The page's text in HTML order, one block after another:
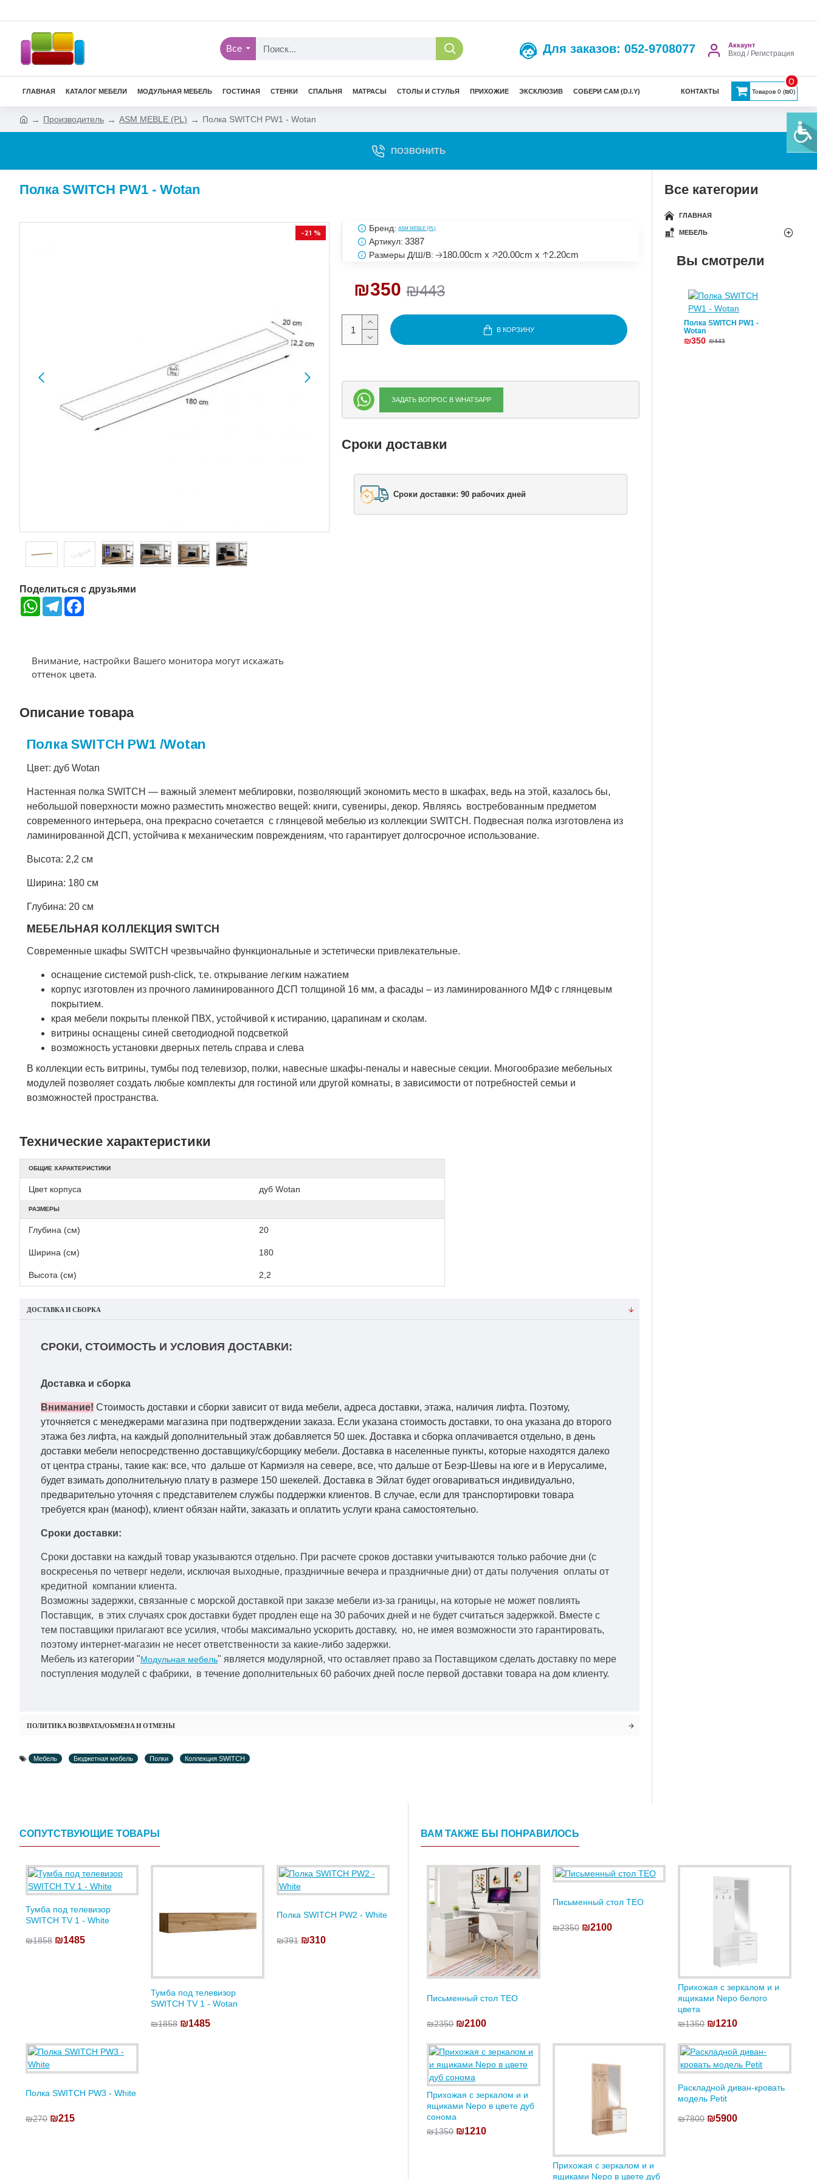
Все Для заказов: 052-9708077 Аккаунт
Вход / Регистрация
ГЛАВНАЯ КАТАЛОГ МЕБЕЛИ МОДУЛЬНАЯ МЕБЕЛЬ ГОСТИНАЯ СТЕНКИ СПАЛЬНЯ МАТРАСЫ СТОЛЫ И СТУЛЬЯ ПРИХОЖИЕ ЭКСКЛЮЗИВ СОБЕРИ САМ (D.I.Y) КОНТАКТЫ Товаров 0 (₪0)
0
Производитель ASM MEBLE (PL) Полка SWITCH PW1 - Wotan
ПОЗВОНИТЬ
Полка SWITCH PW1 - Wotan
-21 %
Поделиться с друзьями
WhatsAppTelegram
Внимание, настройки Вашего монитора могут искажать
оттенок цвета.
₪443
₪350
Бренд: ASM MEBLE (PL)
Артикул: 3387
Размеры Д/Ш/В: 🡢180.00cm x 🡥20.00cm x 🡡2.20cm
В КОРЗИНУ
ЗАДАТЬ ВОПРОС В WHATSAPP
Сроки доставки
Сроки доставки: 90 рабочих дней
Описание товара
Полка SWITCH PW1 /Wotan
Цвет: дуб Wotan
Настенная полка SWITCH — важный элемент меблировки, позволяющий экономить место в шкафах, ведь на этой, казалось бы,
небольшой поверхности можно разместить множество вещей: книги, сувениры, декор. Являясь востребованным предметом
современного интерьера, она прекрасно сочетается с глянцевой мебелью из коллекции SWITCH. Подвесная полка изготовлена ​​из
ламинированной ДСП, устойчива к механическим повреждениям, что гарантирует долгосрочное использование.
Высота: 2,2 см
Ширина: 180 см
Глубина: 20 см
МЕБЕЛЬНАЯ КОЛЛЕКЦИЯ SWITCH
Современные шкафы SWITCH чрезвычайно функциональные и эстетически привлекательные.
оснащение системой push-click, т.е. открывание легким нажатием
корпус изготовлен из прочного ламинированного ДСП толщиной 16 мм, а фасады – из ламинированного МДФ с глянцевым
покрытием.
края мебели покрыты пленкой ПВХ, устойчивой к истиранию, царапинам и сколам.
витрины оснащены синей светодиодной подсветкой
возможность установки дверных петель справа и слева
В коллекции есть витрины, тумбы под телевизор, полки, навесные шкафы-пеналы и навесные секции. Многообразие мебельных
модулей позволяет создать любые комплекты для гостиной или другой комнаты, в зависимости от потребностей семьи и
возможностей пространства.
Технические характеристики
ОБЩИЕ ХАРАКТЕРИСТИКИ
Цвет корпуса дуб Wotan
РАЗМЕРЫ
Глубина (см) 20
Ширина (см) 180
Высота (см) 2,2
ДОСТАВКА И СБОРКА
СРОКИ, СТОИМОСТЬ И УСЛОВИЯ ДОСТАВКИ:
Доставка и сборка
Внимание! Стоимость доставки и сборки зависит от вида мебели, адреса доставки, этажа, наличия лифта. Поэтому,
уточняется с менеджерами магазина при подтверждении заказа. Если указана стоимость доставки, то она указана до второго
этажа без лифта, на каждый дополнительный этаж добавляется 50 шек. Доставка и сборка оплачивается отдельно, в день
доставки мебели непосредственно доставщику/сборщику мебели. Доставка в населенные пункты, которые находятся далеко
от центра страны, такие как: все, что дальше от Кармиэля на севере, все, что дальше от Беэр-Шевы на юге и в Иерусалиме,
будет взимать дополнительную плату в размере 150 шекелей. Доставка в Эйлат будет оговариваться индивидуально,
предварительно уточняя с представителем службы поддержки клиентов. В случае, если для транспортировки товара
требуется кран (маноф), клиент обязан найти, заказать и оплатить услуги крана самостоятельно.
Сроки доставки:
Сроки доставки на каждый товар указываются отдельно. При расчете сроков доставки учитываются только рабочие дни (с
воскресенья по четверг недели, исключая выходные, праздничные вечера и праздничные дни) от даты получения оплаты от
кредитной компании клиента.
Возможны задержки, связанные с морской доставкой при заказе мебели из-за границы, на которые не может повлиять
Поставщик, в этих случаях срок доставки будет продлен еще на 30 рабочих дней и не будет считаться задержкой. Вместе с
тем поставщики прилагают все усилия, чтобы максимально ускорить доставку, но, не имея возможности это гарантировать,
поэтому интернет-магазин не несет ответственности за какие-либо задержки.
Мебель из категории "Модульная мебель" является модулярной, что оставляет право за Поставщиком сделать доставку по мере
поступления модулей с фабрики, в течение дополнительных 60 рабочих дней после первой доставки товара на дом клиенту.
ПОЛИТИКА ВОЗВРАТА/ОБМЕНА И ОТМЕНЫ
Мебель Бюджетная мебель Полки Коллекция SWITCH
Все категории
ГЛАВНАЯ
МЕБЕЛЬ
Вы смотрели
Полка SWITCH PW1 -
Wotan
₪350 ₪443
СОПУТСТВУЮЩИЕ ТОВАРЫ
Тумба под телевизор
SWITCH TV 1 - White
₪1858 ₪1485
Тумба под телевизор
SWITCH TV 1 - Wotan
₪1858 ₪1485
Полка SWITCH PW2 - White
₪391 ₪310
Полка SWITCH PW3 - White
₪270 ₪215
ВАМ ТАКЖЕ БЫ ПОНРАВИЛОСЬ
Письменный стол TEO
₪2350 ₪2100
Письменный стол TEO
₪2350 ₪2100
Прихожая с зеркалом и и
ящиками Nepo белого
цвета
₪1350 ₪1210
Прихожая с зеркалом и и
ящиками Nepo в цвете дуб
сонома
₪1350 ₪1210
Прихожая с зеркалом и и
ящиками Nepo в цвете дуб
Раскладной диван-кровать
модель Petit
₪7800 ₪5900